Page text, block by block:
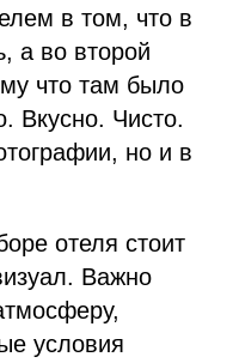
в том, что в
а во второй
что там было
Вкусно. Чисто.
но и в
отеля стоит
Важно
условия